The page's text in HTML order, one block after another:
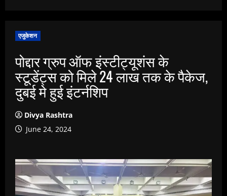
एजुकेशन
पोद्दार ग्रुप ऑफ इंस्टीट्यूशंस के
स्टूडेंट्स को मिले 24 लाख तक के पैकेज,
दुबई मे हुई इंटर्नशिप
Divya Rashtra
June 24, 2024